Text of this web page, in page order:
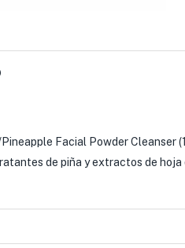
Facial Powder Cleanser
de piña y extractos de